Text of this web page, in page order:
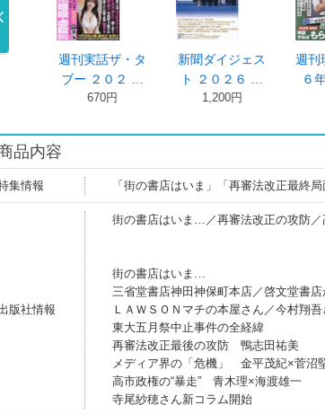
イジェス
週刊現代 ２０２
６年８月３ …
人生が好転する
いい言葉 ２ …
600円
品内容
集情報 「街の書店はいま」「再審法改正最終
版社情報
街の書店はいま…／再審法改正の攻防／
街の書店はいま…
三省堂書店神田神保町本店／啓文堂書
ＬＡＷＳＯＮマチの本屋さん／今村翔
東大五月祭中止事件の全経緯
再審法改正最後の攻防 鴨志田祐美
メディア界の「危機」 金平茂紀×菅沼
高市政権の“暴走” 青木理×海渡雄一
寺尾紗穂さん新コラム開始